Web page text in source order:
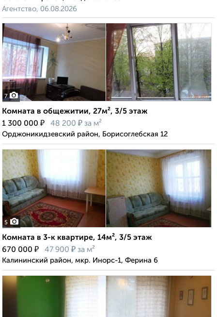
Агентство, 06.08.2026
7
Комната в общежитии, 27м², 3/5 этаж
1 300 000 ₽ 48 200 ₽ за м²
Орджоникидзевский район, Борисоглебская 12
5
Комната в 3-к квартире, 14м², 3/5 этаж
670 000 ₽ 47 900 ₽ за м²
Калининский район, мкр. Инорс-1, Ферина 6